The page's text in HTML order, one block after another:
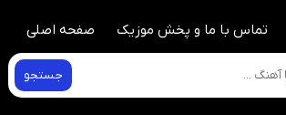
تماس با ما و پخش موزیک صفحه اصلی
جستجو